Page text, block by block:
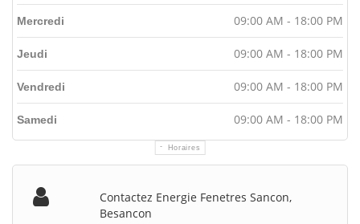
Horaires
Mercredi 09:00 AM - 18:00 PM
Jeudi 09:00 AM - 18:00 PM
Vendredi 09:00 AM - 18:00 PM
Samedi 09:00 AM - 18:00 PM
Contactez Energie Fenetres Sancon,
Besancon